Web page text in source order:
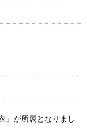
」が所属となりまし